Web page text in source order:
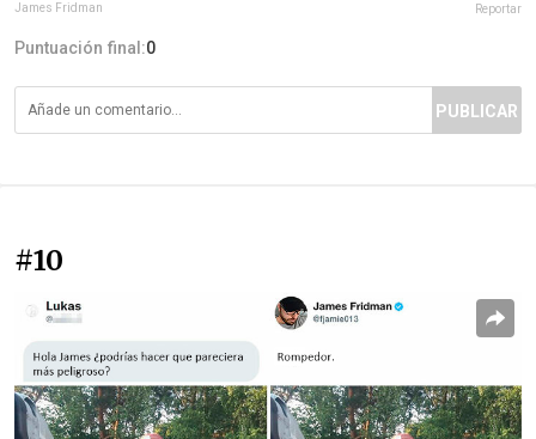
James Fridman Reportar
Puntuación final:0
PUBLICAR
#10